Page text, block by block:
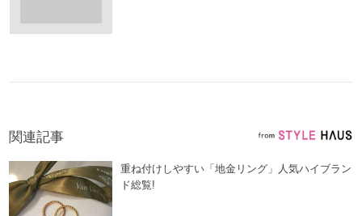
関連記事
重ね付けしやすい「地金リング」人気ハイブラン
ド総覧!